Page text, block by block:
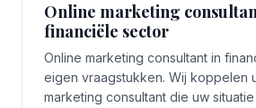
Online marketing
financiële sector
Online marketing consultant in
eigen vraagstukken. Wij koppelen
marketing consultant die uw